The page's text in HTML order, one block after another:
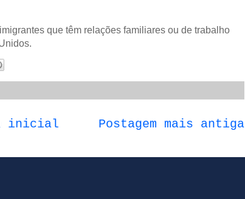
que têm relações familiares ou de trabalho
Postagem mais antiga
inicial